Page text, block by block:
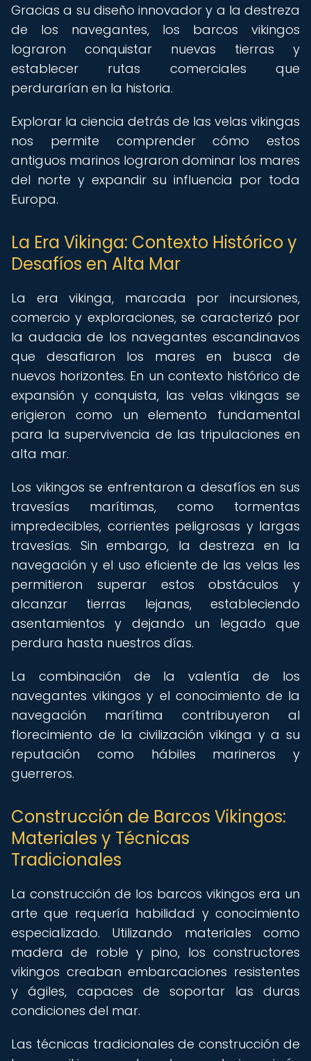
Gracias a su diseño innovador y a la destreza
de los navegantes, los barcos vikingos
lograron conquistar nuevas tierras y
establecer rutas comerciales que
perdurarían en la historia.
Explorar la ciencia detrás de las velas vikingas
nos permite comprender cómo estos
antiguos marinos lograron dominar los mares
del norte y expandir su influencia por toda
Europa.
La Era Vikinga: Contexto Histórico y
Desafíos en Alta Mar
La era vikinga, marcada por incursiones,
comercio y exploraciones, se caracterizó por
la audacia de los navegantes escandinavos
que desafiaron los mares en busca de
nuevos horizontes. En un contexto histórico de
expansión y conquista, las velas vikingas se
erigieron como un elemento fundamental
para la supervivencia de las tripulaciones en
alta mar.
Los vikingos se enfrentaron a desafíos en sus
travesías marítimas, como tormentas
impredecibles, corrientes peligrosas y largas
travesías. Sin embargo, la destreza en la
navegación y el uso eficiente de las velas les
permitieron superar estos obstáculos y
alcanzar tierras lejanas, estableciendo
asentamientos y dejando un legado que
perdura hasta nuestros días.
La combinación de la valentía de los
navegantes vikingos y el conocimiento de la
navegación marítima contribuyeron al
florecimiento de la civilización vikinga y a su
reputación como hábiles marineros y
guerreros.
Construcción de Barcos Vikingos:
Materiales y Técnicas
Tradicionales
La construcción de los barcos vikingos era un
arte que requería habilidad y conocimiento
especializado. Utilizando materiales como
madera de roble y pino, los constructores
vikingos creaban embarcaciones resistentes
y ágiles, capaces de soportar las duras
condiciones del mar.
Las técnicas tradicionales de construcción de